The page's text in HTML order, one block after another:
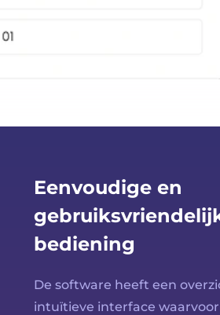
Eenvoudige en
bediening
De software heeft een
intuïtieve interface